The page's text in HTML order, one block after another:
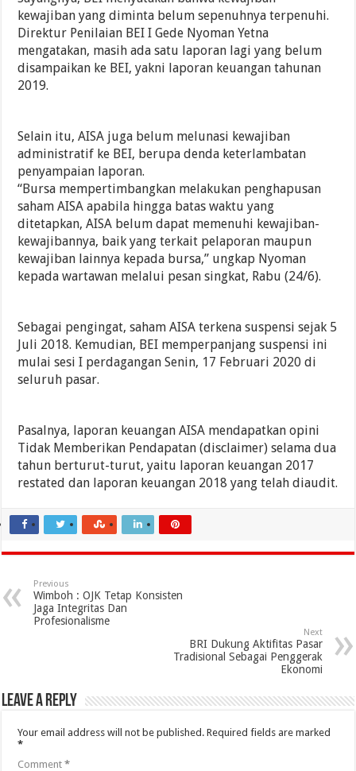
kewajiban yang diminta belum sepenuhnya terpenuhi.
Direktur Penilaian BEI I Gede Nyoman Yetna
mengatakan, masih ada satu laporan lagi yang belum
disampaikan ke BEI, yakni laporan keuangan tahunan
2019.
Selain itu, AISA juga belum melunasi kewajiban
administratif ke BEI, berupa denda keterlambatan
penyampaian laporan.
“Bursa mempertimbangkan melakukan penghapusan
saham AISA apabila hingga batas waktu yang
ditetapkan, AISA belum dapat memenuhi kewajiban-
kewajibannya, baik yang terkait pelaporan maupun
kewajiban lainnya kepada bursa,” ungkap Nyoman
kepada wartawan melalui pesan singkat, Rabu (24/6).
Sebagai pengingat, saham AISA terkena suspensi sejak 5
Juli 2018. Kemudian, BEI memperpanjang suspensi ini
mulai sesi I perdagangan Senin, 17 Februari 2020 di
seluruh pasar.
Pasalnya, laporan keuangan AISA mendapatkan opini
Tidak Memberikan Pendapatan (disclaimer) selama dua
tahun berturut-turut, yaitu laporan keuangan 2017
restated dan laporan keuangan 2018 yang telah diaudit.
Previous
Wimboh : OJK Tetap Konsisten
Jaga Integritas Dan
Profesionalisme
Next
BRI Dukung Aktifitas Pasar
Tradisional Sebagai Penggerak
Ekonomi
Leave a Reply
Your email address will not be published. Required fields are marked
*
Comment*